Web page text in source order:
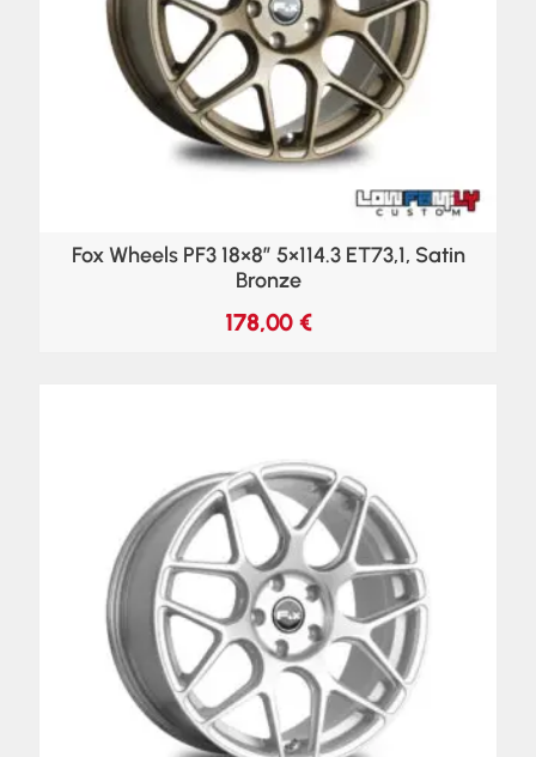
Fox Wheels PF3 18×8″ 5×114.3 ET73,1, Satin
Bronze
178,00 €